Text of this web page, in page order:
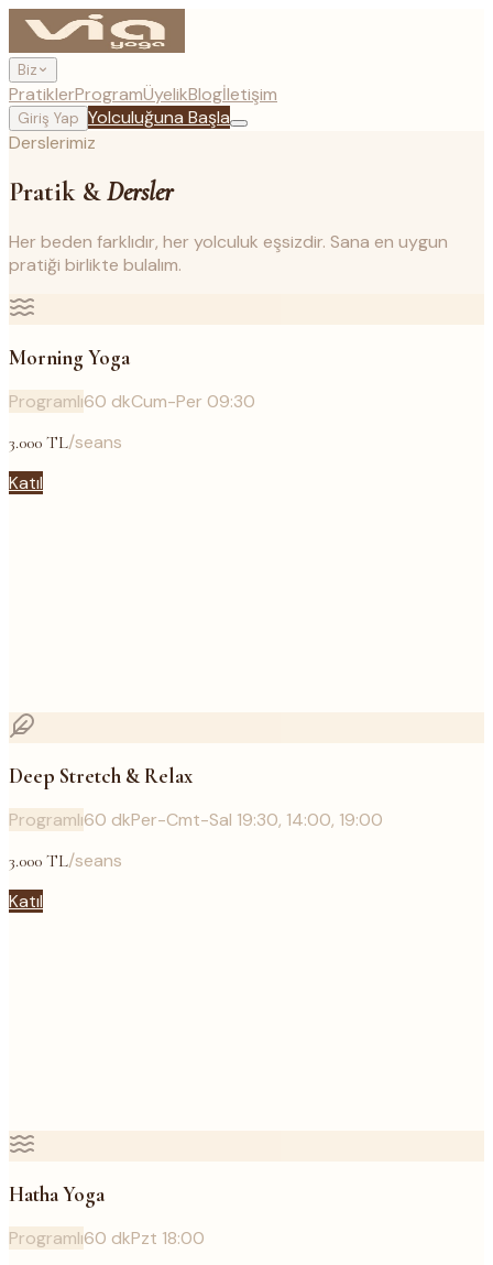
Biz
PratiklerProgramÜyelikBlogİletişim
Giriş Yap Yolculuğuna Başla
Derslerimiz
Pratik &Dersler
Her beden farklıdır, her yolculuk eşsizdir. Sana en uygun
pratiği birlikte bulalım.
Morning Yoga
Programlı60 dkCum-Per 09:30
3.000 TL/seans
Katıl
Deep Stretch & Relax
Programlı60 dkPer-Cmt-Sal 19:30, 14:00, 19:00
3.000 TL/seans
Katıl
Hatha Yoga
Programlı60 dkPzt 18:00